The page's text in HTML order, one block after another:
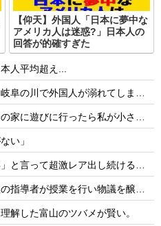
【仰天】外国人「日本に夢中な
アメリカ人は迷惑?」日本人の
回答が的確すぎた
人平均超え...
川で外国人が溺れてしまう事故。
ったら私が小さい頃に撮った写真があった
い」
って超激レア出し続ける脳キンw
行い物議を醸す！ #大阪 #イスラム教 #モスク
解した富山のツバメが賢い。